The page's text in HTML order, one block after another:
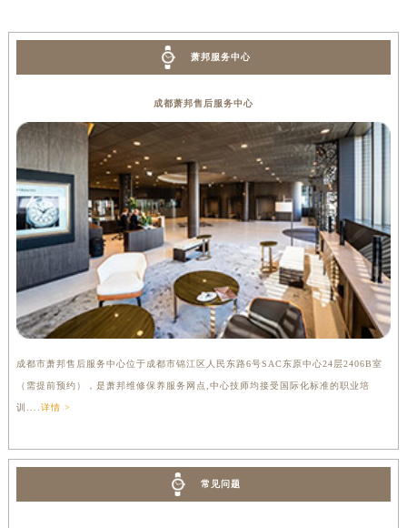
萧邦服务中心
成都萧邦售后服务中心
成都市萧邦售后服务中心位于成都市锦江区人民东路6号SAC东原中心24层2406B室
（需提前预约），是萧邦维修保养服务网点,中心技师均接受国际化标准的职业培
训....详情 >
常见问题